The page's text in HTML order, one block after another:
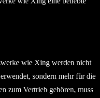
wie Xing werden nicht
sondern mehr für die
zum Vertrieb gehören, muss